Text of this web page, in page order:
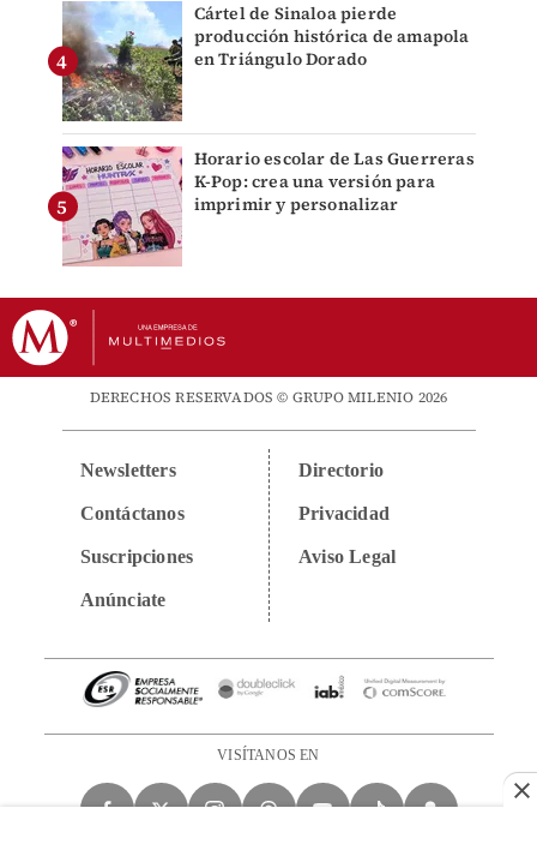
Cártel de Sinaloa pierde
producción histórica de amapola
en Triángulo Dorado
Horario escolar de Las Guerreras
K-Pop: crea una versión para
imprimir y personalizar
DERECHOS RESERVADOS © GRUPO MILENIO 2026
Newsletters
Contáctanos
Suscripciones
Anúnciate
Directorio
Privacidad
Aviso Legal
VISÍTANOS EN